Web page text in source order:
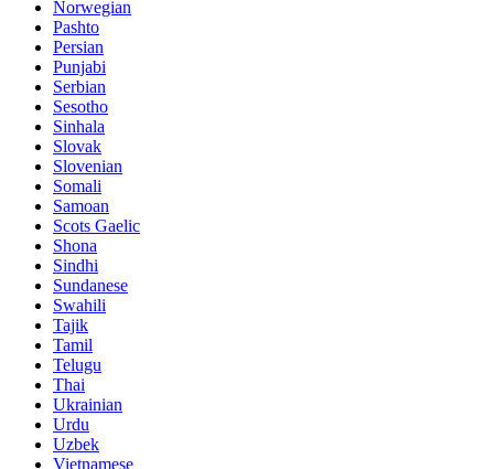
Norwegian
Pashto
Persian
Punjabi
Serbian
Sesotho
Sinhala
Slovak
Slovenian
Somali
Samoan
Scots Gaelic
Shona
Sindhi
Sundanese
Swahili
Tajik
Tamil
Telugu
Thai
Ukrainian
Urdu
Uzbek
Vietnamese